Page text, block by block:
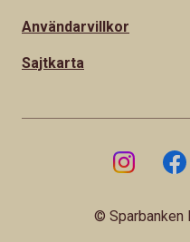
Användarvillkor
Sajtkarta
© Sparbanken